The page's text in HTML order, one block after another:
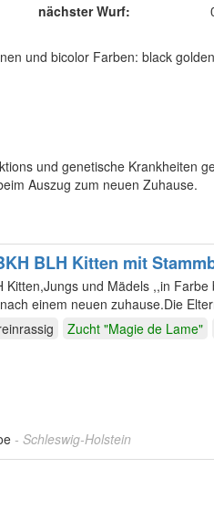
nächster Wurf:
und bicolor Farben: black
und genetische Krankheiten
Auszug zum neuen Zuhause.
BLH Kitten mit
handzahm
und Mädels ,,in Farbe blue,lilac,blue
einem neuen zuhause.Die
Zucht "Magie de Lame"
- Schleswig-Holstein